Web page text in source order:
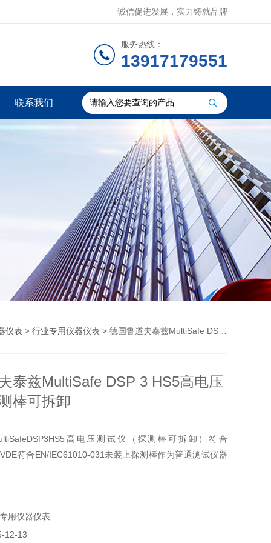
诚信促进发展，实力铸就品牌
服务热线：
13917179551
联系我们
仪表 > 行业专用仪器仪表 > 德国鲁道夫泰兹MultiSafe DSP 3 HS5高电压测试仪探测棒可拆卸
泰兹MultiSafe DSP 3 HS5高电压
棒可拆卸
高电压测试仪（探测棒可拆卸）符合
符合EN/IEC61010-031未装上探测棒作为普通测试仪器
用仪器仪表
12-13